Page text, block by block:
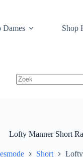
Dames Shop
Lofty Manner Short
Short